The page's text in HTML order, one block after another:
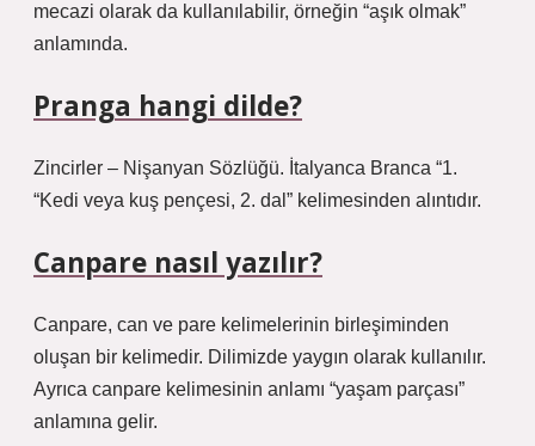
mecazi olarak da kullanılabilir, örneğin “aşık olmak”
anlamında.
Pranga hangi dilde?
Zincirler – Nişanyan Sözlüğü. İtalyanca Branca “1.
“Kedi veya kuş pençesi, 2. dal” kelimesinden alıntıdır.
Canpare nasıl yazılır?
Canpare, can ve pare kelimelerinin birleşiminden
oluşan bir kelimedir. Dilimizde yaygın olarak kullanılır.
Ayrıca canpare kelimesinin anlamı “yaşam parçası”
anlamına gelir.